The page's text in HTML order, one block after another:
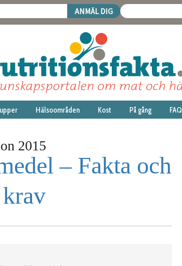
Hälsoområden Kost På gång FAQ
2015
– Fakta och